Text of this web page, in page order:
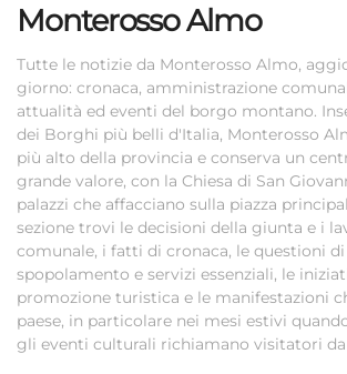
Monterosso Almo
Tutte le notizie da Monterosso Almo,
giorno: cronaca, amministrazione
attualità ed eventi del borgo montano.
dei Borghi più belli d'Italia, Monterosso
più alto della provincia e conserva un
grande valore, con la Chiesa di San
palazzi che affacciano sulla piazza
sezione trovi le decisioni della giunta e i
comunale, i fatti di cronaca, le questioni
spopolamento e servizi essenziali, le
promozione turistica e le manifestazioni
paese, in particolare nei mesi estivi
gli eventi culturali richiamano visitatori